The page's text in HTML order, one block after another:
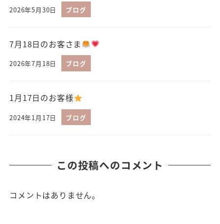
2026年5月30日 ブログ
7月18日のお客さま
2026年7月18日 ブログ
1月17日のお客様
2024年1月17日 ブログ
この投稿へのコメント
コメントはありません。